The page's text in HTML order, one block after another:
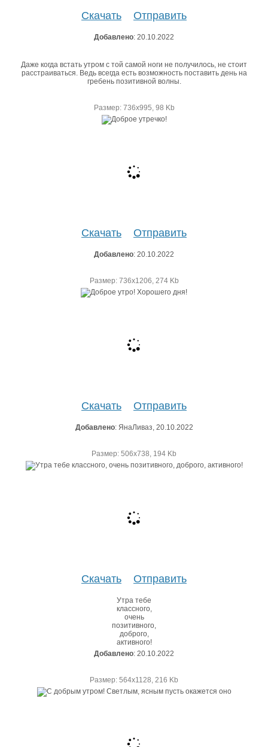
Скачать Отправить
Добавлено: 20.10.2022
Даже когда встать утром с той самой ноги не получилось, не стоит
расстраиваться. Ведь всегда есть возможность поставить день на
гребень позитивной волны.
Размер: 736х995, 98 Kb
Скачать Отправить
Добавлено: 20.10.2022
Размер: 736х1206, 274 Kb
Скачать Отправить
Добавлено: ЯнаЛиваз, 20.10.2022
Размер: 506х738, 194 Kb
Скачать Отправить
Утра тебе
классного,
очень
позитивного,
доброго,
активного!
Добавлено: 20.10.2022
Размер: 564х1128, 216 Kb